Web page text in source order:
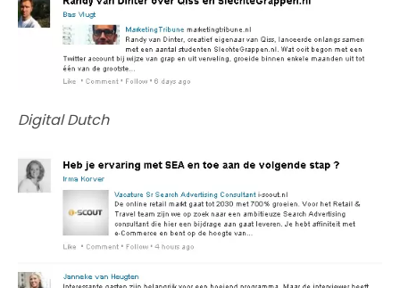
Digital Dutch